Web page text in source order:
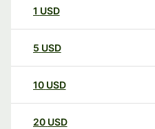
1 USD
5 USD
10 USD
20 USD